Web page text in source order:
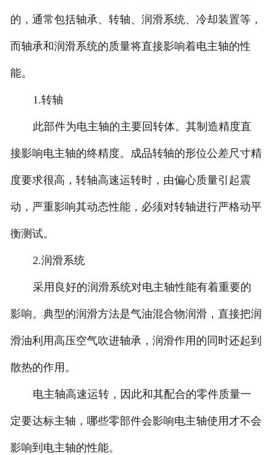
的，通常包括轴承、转轴、润滑系统、冷却装置等，
而轴承和润滑系统的质量将直接影响着电主轴的性
能。
1.转轴
此部件为电主轴的主要回转体。其制造精度直
接影响电主轴的终精度。成品转轴的形位公差尺寸精
度要求很高，转轴高速运转时，由偏心质量引起震
动，严重影响其动态性能，必须对转轴进行严格动平
衡测试。
2.润滑系统
采用良好的润滑系统对电主轴性能有着重要的
影响。典型的润滑方法是气油混合物润滑，直接把润
滑油利用高压空气吹进轴承，润滑作用的同时还起到
散热的作用。
电主轴高速运转，因此和其配合的零件质量一
定要达标主轴，哪些零部件会影响电主轴使用才不会
影响到电主轴的性能。